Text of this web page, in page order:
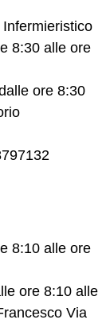
8:30 alle ore
ore 8:30
8:10 alle ore
ore 8:10 alle
Via